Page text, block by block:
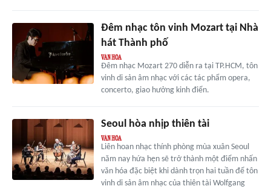
Đêm nhạc tôn vinh Mozart tại Nhà
hát Thành phố
Đêm nhạc Mozart 270 diễn ra tại TP.HCM, tôn
vinh di sản âm nhạc với các tác phẩm opera,
concerto, giao hưởng kinh điển.
Seoul hòa nhịp thiên tài
Liên hoan nhạc thính phòng mùa xuân Seoul
năm nay hứa hẹn sẽ trở thành một điểm nhấn
văn hóa đặc biệt khi dành trọn hai tuần để tôn
vinh di sản âm nhạc của thiên tài Wolfgang